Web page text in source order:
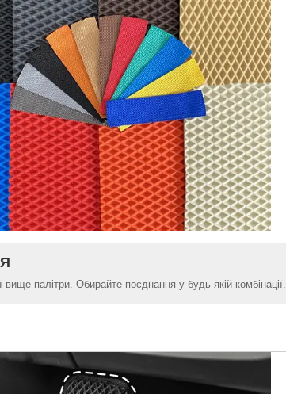
палітри. Обирайте поєднання у будь-якій комбінації.